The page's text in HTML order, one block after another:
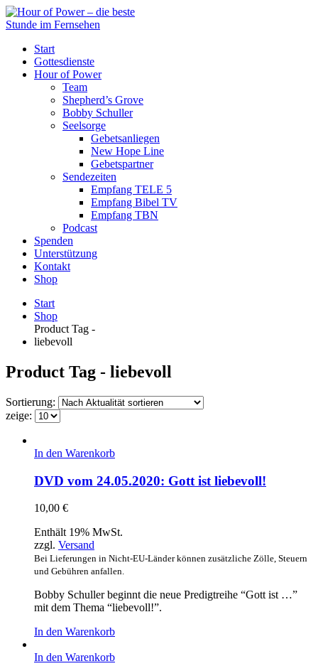
Start
Gottesdienste
Hour of Power
Team
Shepherd’s Grove
Bobby Schuller
Seelsorge
Gebetsanliegen
New Hope Line
Gebetspartner
Sendezeiten
Empfang TELE 5
Empfang Bibel TV
Empfang TBN
Podcast
Spenden
Unterstützung
Kontakt
Shop
Start
Shop
Product Tag -
liebevoll
Product Tag - liebevoll
Sortierung:
zeige:
In den Warenkorb
DVD vom 24.05.2020: Gott ist liebevoll!
10,00 €
Enthält 19% MwSt.
zzgl. Versand
Bei Lieferungen in Nicht-EU-Länder können zusätzliche Zölle, Steuern
und Gebühren anfallen.
Bobby Schuller beginnt die neue Predigtreihe “Gott ist …”
mit dem Thema “liebevoll!”.
In den Warenkorb
In den Warenkorb